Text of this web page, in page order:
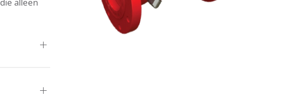
alleen